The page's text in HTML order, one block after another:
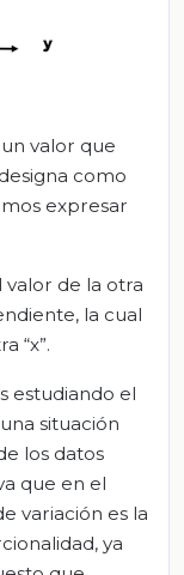
valor que
como
expresar
de la otra
la cual
“x”.
estudiando el
situación
los datos
que en el
variación es la
ya